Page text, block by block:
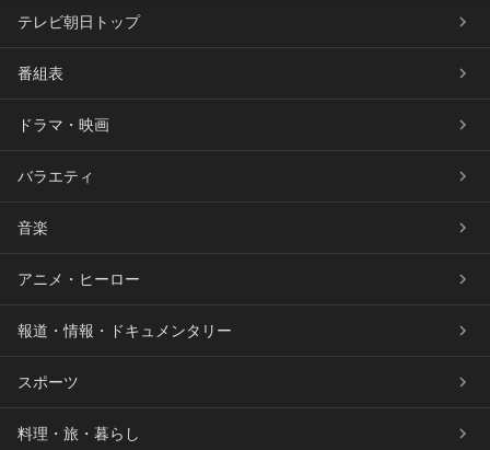
テレビ朝日トップ
番組表
ドラマ・映画
バラエティ
音楽
アニメ・ヒーロー
報道・情報・ドキュメンタリー
スポーツ
料理・旅・暮らし